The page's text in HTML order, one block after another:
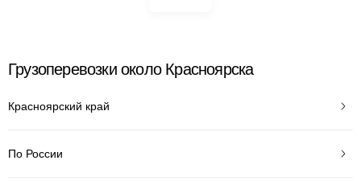
Грузоперевозки около Красноярска
Красноярский край
По России